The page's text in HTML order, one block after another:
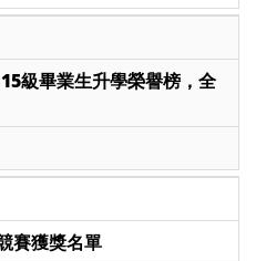
級畢業生升學榮譽榜，全
賽獲獎名單